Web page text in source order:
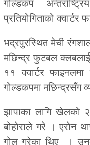
गोल्डकप
प्रतियोगिताको
भद्रपुरस्थित मेची
मछिन्द्र फुटबल
११ क्वार्टर
गोल्डकपमा मछिन्द्रसँग
झापाका लागि खेलको
बोहोराले गरे । एरोन
गोल गरेका थिए ।